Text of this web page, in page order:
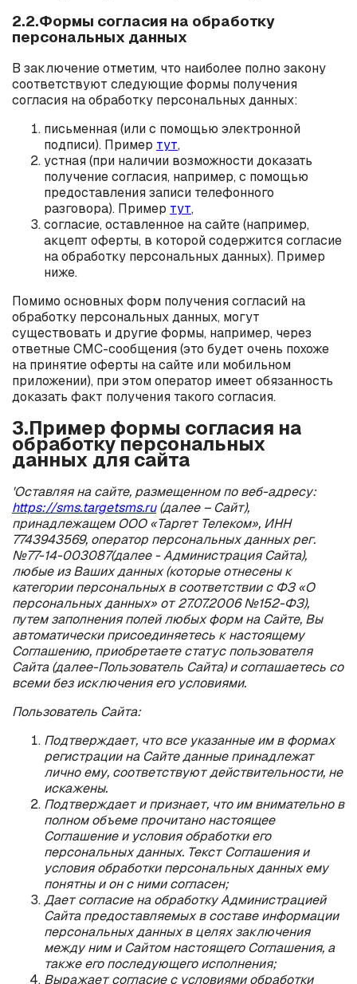
2.2.Формы согласия на обработку
персональных данных
В заключение отметим, что наиболее полно закону
соответствуют следующие формы получения
согласия на обработку персональных данных:
письменная (или с помощью электронной
подписи). Пример тут,
устная (при наличии возможности доказать
получение согласия, например, с помощью
предоставления записи телефонного
разговора). Пример тут,
согласие, оставленное на сайте (например,
акцепт оферты, в которой содержится согласие
на обработку персональных данных). Пример
ниже.
Помимо основных форм получения согласий на
обработку персональных данных, могут
существовать и другие формы, например, через
ответные СМС-сообщения (это будет очень похоже
на принятие оферты на сайте или мобильном
приложении), при этом оператор имеет обязанность
доказать факт получения такого согласия.
3.Пример формы согласия на
обработку персональных
данных для сайта
'Оставляя на сайте, размещенном по веб-адресу:
https://sms.targetsms.ru(далее – Сайт),
принадлежащем ООО «Таргет Телеком», ИНН
7743943569, оператор персональных данных рег.
№77-14-003087(далее - Администрация Сайта),
любые из Ваших данных (которые отнесены к
категории персональных в соответствии с ФЗ «О
персональных данных» от 27.07.2006 №152-ФЗ),
путем заполнения полей любых форм на Сайте, Вы
автоматически присоединяетесь к настоящему
Соглашению, приобретаете статус пользователя
Сайта (далее-Пользователь Сайта) и соглашаетесь со
всеми без исключения его условиями.
Пользователь Сайта:
Подтверждает, что все указанные им в формах
регистрации на Сайте данные принадлежат
лично ему, соответствуют действительности, не
искажены.
Подтверждает и признает, что им внимательно в
полном объеме прочитано настоящее
Соглашение и условия обработки его
персональных данных. Текст Соглашения и
условия обработки персональных данных ему
понятны и он с ними согласен;
Дает согласие на обработку Администрацией
Сайта предоставляемых в составе информации
персональных данных в целях заключения
между ним и Сайтом настоящего Соглашения, а
также его последующего исполнения;
Выражает согласие с условиями обработки